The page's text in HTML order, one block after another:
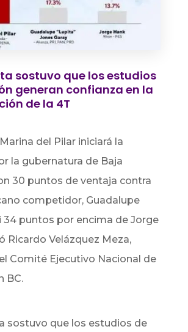
sostuvo que los estudios
generan confianza en la
de la 4T
del Pilar iniciará la
la gubernatura de Baja
30 puntos de ventaja contra
competidor, Guadalupe
34 puntos por encima de Jorge
Ricardo Velázquez Meza,
Comité Ejecutivo Nacional de
BC.
sostuvo que los estudios de